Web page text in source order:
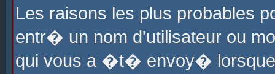
Les raisons les plus probables
entr� un nom d'utilisateur ou
qui vous a �t� envoy�